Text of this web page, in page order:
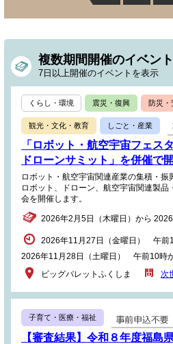
複数期間開催のイベント
7日以上開催のイベントを表示
くらし・環境 震災・復興 防災・
観光・文化・教育 しごと・産業
「ロボット・航空宇宙フェス
ドローンサミット」を併催で
ロボット・航空宇宙関連産業の集積・振
ロボット、ドローン、航空宇宙関連製
会を開催します。
2026年2月5日（木曜日）から
2026年11月27日（金曜日） 午前
2026年11月28日（土曜日） 午前10時
ビッグパレットふくしま
次
子育て・医療・福祉
【審査結果】令和８年度福島